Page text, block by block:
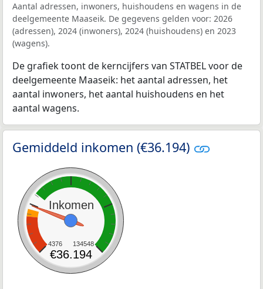
Aantal adressen, inwoners, huishoudens en wagens in de
deelgemeente Maaseik. De gegevens gelden voor: 2026
(adressen), 2024 (inwoners), 2024 (huishoudens) en 2023
(wagens).
De grafiek toont de kerncijfers van STATBEL voor de
deelgemeente Maaseik: het aantal adressen, het
aantal inwoners, het aantal huishoudens en het
aantal wagens.
Gemiddeld inkomen (€36.194)
Inkomen
4376 134548
€36.194